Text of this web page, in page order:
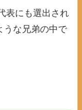
表にも選出され
うな兄弟の中で